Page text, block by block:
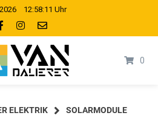
12:58:11 Uhr
0
ELEKTRIK SOLARMODULE